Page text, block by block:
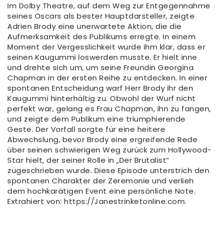
Im Dolby Theatre, auf dem Weg zur Entgegennahme
seines Oscars als bester Hauptdarsteller, zeigte
Adrien Brody eine unerwartete Aktion, die die
Aufmerksamkeit des Publikums erregte. In einem
Moment der Vergesslichkeit wurde ihm klar, dass er
seinen Kaugummi loswerden musste. Er hielt inne
und drehte sich um, um seine Freundin Georgina
Chapman in der ersten Reihe zu entdecken. In einer
spontanen Entscheidung warf Herr Brody ihr den
Kaugummi hinterhältig zu. Obwohl der Wurf nicht
perfekt war, gelang es Frau Chapman, ihn zu fangen,
und zeigte dem Publikum eine triumphierende
Geste. Der Vorfall sorgte für eine heitere
Abwechslung, bevor Brody eine ergreifende Rede
über seinen schwierigen Weg zurück zum Hollywood-
Star hielt, der seiner Rolle in „Der Brutalist“
zugeschrieben wurde. Diese Episode unterstrich den
spontanen Charakter der Zeremonie und verlieh
dem hochkarätigen Event eine persönliche Note.
Extrahiert von: https://Janestrinketonline.com.